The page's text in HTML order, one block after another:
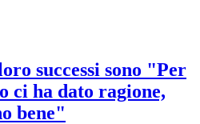
successi sono "Per
ci ha dato ragione,
bene"